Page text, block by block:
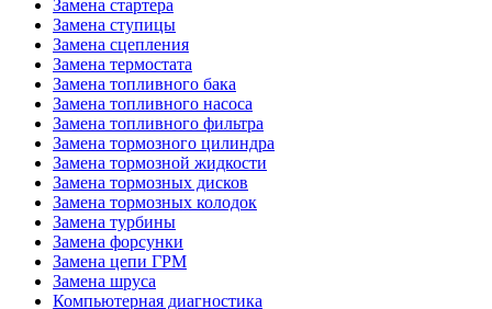
Замена стартера
Замена ступицы
Замена сцепления
Замена термостата
Замена топливного бака
Замена топливного насоса
Замена топливного фильтра
Замена тормозного цилиндра
Замена тормозной жидкости
Замена тормозных дисков
Замена тормозных колодок
Замена турбины
Замена форсунки
Замена цепи ГРМ
Замена шруса
Компьютерная диагностика